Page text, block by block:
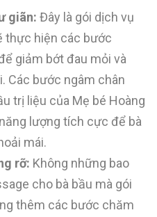
giãn: Đây là gói dịch vụ
thực hiện các bước
giảm bớt đau mỏi và
Các bước ngâm chân
trị liệu của Mẹ bé Hoàng
lượng tích cực để bà
mái.
rỡ: Không những bao
cho bà bầu mà gói
thêm các bước chăm